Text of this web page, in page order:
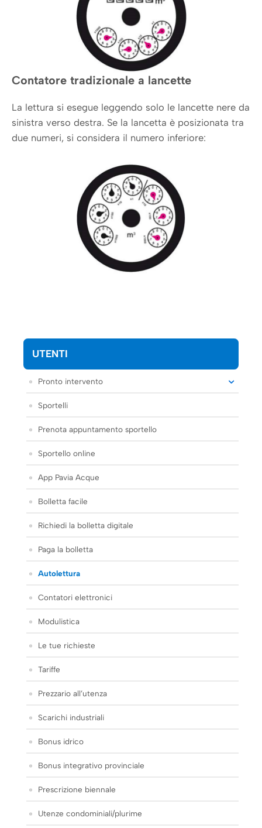
Contatore tradizionale a lancette
La lettura si esegue leggendo solo le lancette nere da
sinistra verso destra. Se la lancetta è posizionata tra
due numeri, si considera il numero inferiore:
UTENTI
Pronto intervento
Sportelli
Prenota appuntamento sportello
Sportello online
App Pavia Acque
Bolletta facile
Richiedi la bolletta digitale
Paga la bolletta
Autolettura
Contatori elettronici
Modulistica
Le tue richieste
Tariffe
Prezzario all’utenza
Scarichi industriali
Bonus idrico
Bonus integrativo provinciale
Prescrizione biennale
Utenze condominiali/plurime